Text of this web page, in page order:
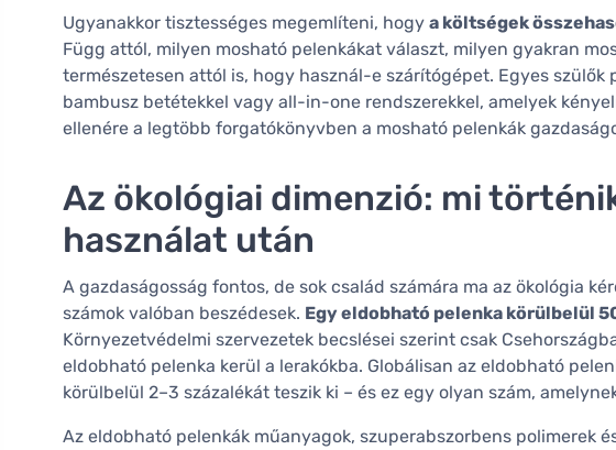
Ugyanakkor tisztességes megemlíteni, hogy a költségek
Függ attól, milyen mosható pelenkákat választ, milyen gyakran
természetesen attól is, hogy használ-e szárítógépet. Egyes szülők
bambusz betétekkel vagy all-in-one rendszerekkel, amelyek
ellenére a legtöbb forgatókönyvben a mosható pelenkák
Az ökológiai dimenzió: mi
használat után
A gazdaságosság fontos, de sok család számára ma az ökológia
számok valóban beszédesek. Egy eldobható pelenka körülbelül
Környezetvédelmi szervezetek becslései szerint csak
eldobható pelenka kerül a lerakókba. Globálisan az eldobható
körülbelül 2–3 százalékát teszik ki – és ez egy olyan szám,
Az eldobható pelenkák műanyagok, szuperabszorbens polimerek